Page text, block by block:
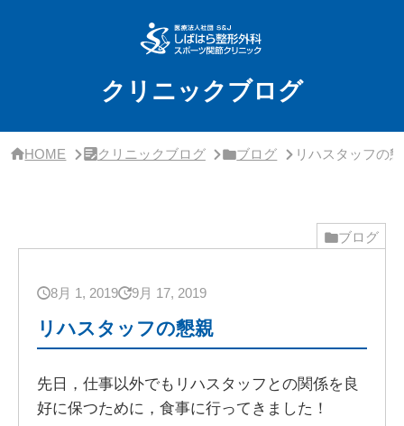
クリニックブログ
HOME クリニックブログ ブログ リハスタッフの
ブログ
8月 1, 2019 9月 17, 2019
リハスタッフの懇親
先日，仕事以外でもリハスタッフとの関係を良
好に保つために，食事に行ってきました！